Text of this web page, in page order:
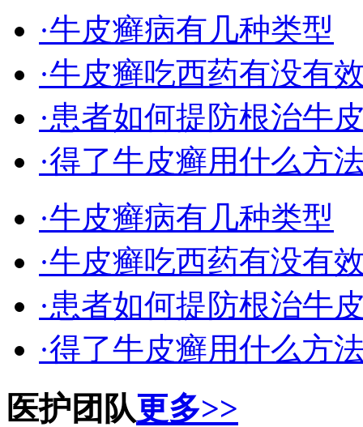
·牛皮癣病有几种类型
·牛皮癣吃西药有没有
·患者如何提防根治牛
·得了牛皮癣用什么方
·牛皮癣病有几种类型
·牛皮癣吃西药有没有
·患者如何提防根治牛
·得了牛皮癣用什么方
医护团队更多>>